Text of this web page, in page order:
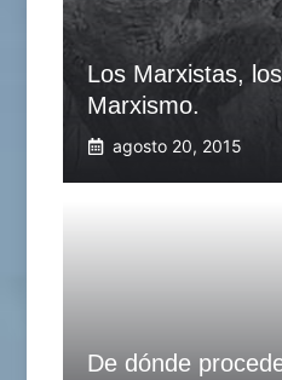
Los Marxistas,
Marxismo.
agosto 20, 2015
De dónde